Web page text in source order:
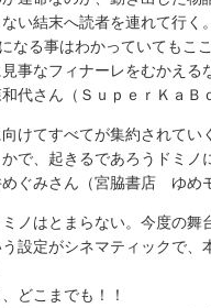
い結末へ読者を連れて行く。
なる事はわかっていてもこ
事なフィナーレをむかえる
代さん（ＳｕｐｅｒＫａＢ
けてすべてが集約されてい
で、起きるであろうドミノ
ぐみさん（宮脇書店 ゆめモ
ノはとまらない。今度の舞
う設定がシネマティックで
どこまでも！！